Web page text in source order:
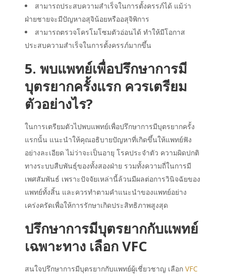
สามารถประสบความสำเร็จในการตั้งครรภ์ได้ แม้ว่า
ฝ่ายชายจะมีปัญหาอสุจิน้อยหรืออสุจิพิการ
สามารถตรวจโครโมโซมตัวอ่อนได้ ทำให้มีโอกาส
ประสบความสำเร็จในการตั้งครรภ์มากขึ้น
5. พบแพทย์เพื่อปรึกษาการมี
บุตรยากครั้งแรก ควรเตรียม
ตัวอย่างไร?
ในการเตรียมตัวไปพบแพทย์เพื่อปรึกษาการมีบุตรยากครั้ง
แรกนั้น แนะนำให้คุณอธิบายปัญหาที่เกิดขึ้นให้แพทย์ฟัง
อย่างละเอียด ไม่ว่าจะเป็นอายุ โรคประจำตัว ความผิดปกติ
ทางระบบสืบพันธุ์ของทั้งสองฝ่าย รวมทั้งความถี่ในการมี
เพศสัมพันธ์ เพราะปัจจัยเหล่านี้ล้วนมีผลต่อการวินิจฉัยของ
แพทย์ทั้งสิ้น และควรทำตามคำแนะนำของแพทย์อย่าง
เคร่งครัดเพื่อให้การรักษาเกิดประสิทธิภาพสูงสุด
ปรึกษาการมีบุตรยากกับแพทย์
เฉพาะทาง เลือก VFC
สนใจปรึกษาการมีบุตรยากกับแพทย์ผู้เชี่ยวชาญ เลือก VFC